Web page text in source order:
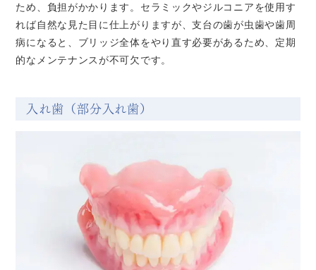
ため、負担がかかります。セラミックやジルコニアを使用す
れば自然な見た目に仕上がりますが、支台の歯が虫歯や歯周
病になると、ブリッジ全体をやり直す必要があるため、定期
的なメンテナンスが不可欠です。
入れ歯（部分入れ歯）